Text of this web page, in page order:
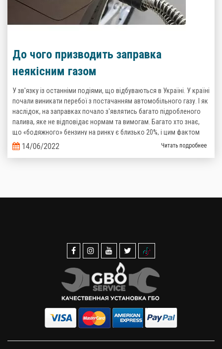
До чого призводить заправка
неякісним газом
У зв'язку із останніми подіями, що відбуваються в Україні. У країні
почали виникати перебої з постачанням автомобільного газу. І як
наслідок, на заправках почало з'являтись багато підробленого
палива, яке не відповідає нормам та вимогам. Багато хто знає,
що «бодяжного» бензину на ринку є близько 20%, і цим фактом
важко когось здивувати, то тепер ситуація з неякісним газом теж
стає реальністю.
14/06/2022 Читать подробнее